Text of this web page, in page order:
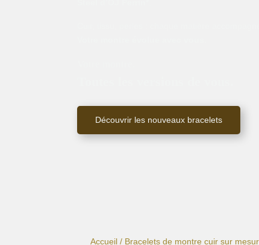
Découvrir les nouveaux bracelets
Accueil / Bracelets de montre cuir sur